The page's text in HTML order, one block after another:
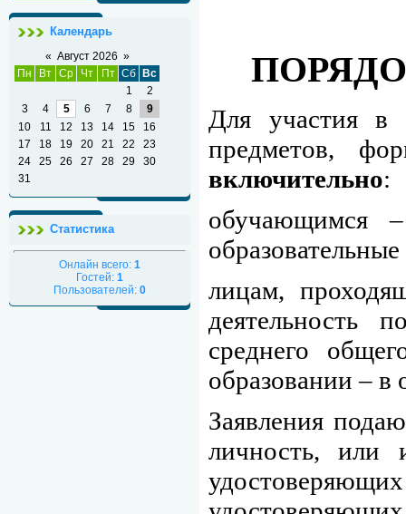
Календарь
« Август 2026 »
Пн
Вт Ср Чт Пт Сб
Вс
1
2
3
4 5 6 7 8
9
10
11 12 13 14 15
16
17
18 19 20 21 22
23
24
25 26 27 28 29
30
31
Статистика
Онлайн всего: 1
Гостей: 1
Пользователей: 0
Для участия в
предметов,
включительно:
обучающимся
лицам,
деятельность
среднего
образовании – в
Заявления
личность, или